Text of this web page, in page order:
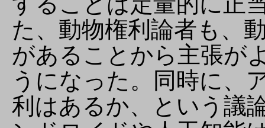
た、動物権利論者も、
があることから主張が
うになった。同時に、
利はあるか、という議